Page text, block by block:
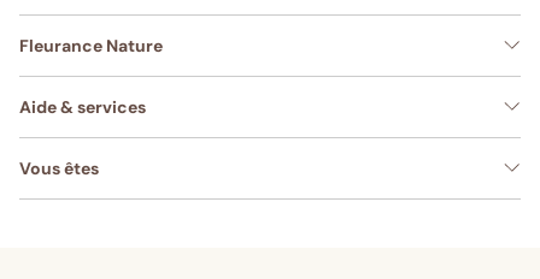
Fleurance Nature
Aide & services
Vous êtes